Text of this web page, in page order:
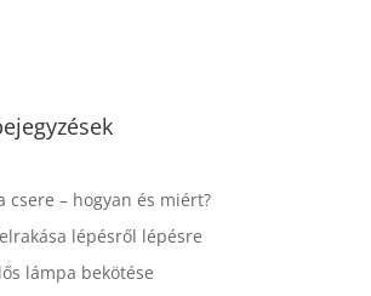
csere – hogyan és miért?
lépésről lépésre
lámpa bekötése